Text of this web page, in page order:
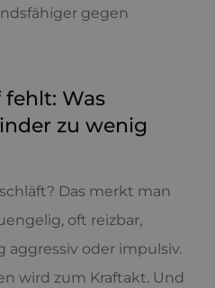
gegen
Was
zu wenig
Das merkt man
oft reizbar,
aggressiv oder impulsiv.
wird zum Kraftakt. Und